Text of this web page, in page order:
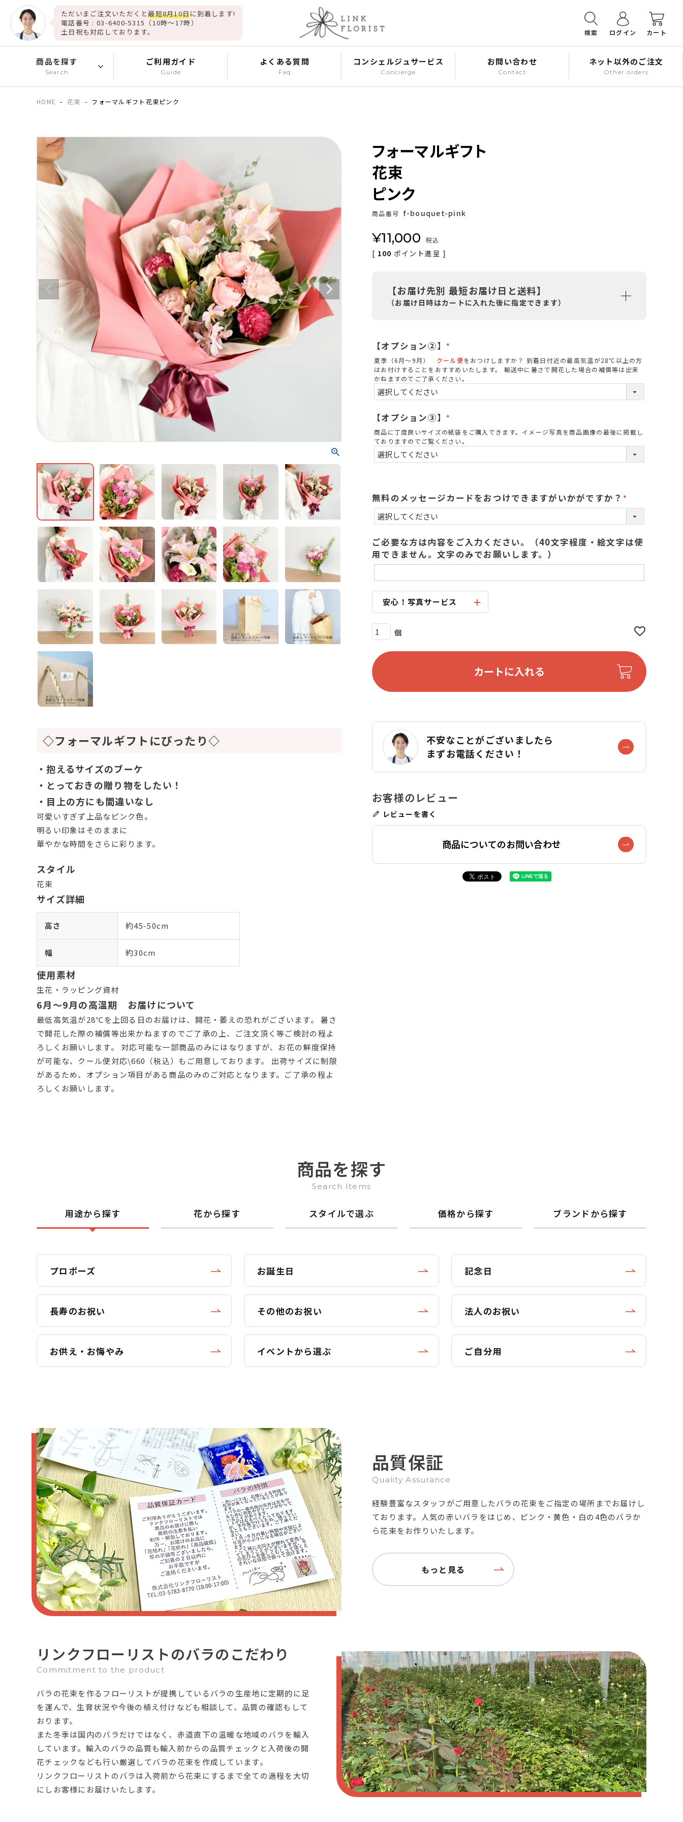
検索 ログイン カート
ただいまご注文いただくと最短8月10日に到着します!
電話番号 : 03-6400-5315（10時～17時）
土日祝も対応しております。
商品を探す
Search
ご利用ガイド
Guide
よくある質問
Faq
コンシェルジュサービス
Concierge
お問い合わせ
Contact
ネット以外のご注文
Other orders
HOME 花束 フォーマルギフト花束ピンク
◇フォーマルギフトにぴったり◇
・抱えるサイズのブーケ
・とっておきの贈り物をしたい！
・目上の方にも間違いなし
可愛いすぎず上品なピンク色。
明るい印象はそのままに
華やかな時間をさらに彩ります。
スタイル
花束
サイズ詳細
高さ 約45-50cm
幅 約30cm
使用素材
生花・ラッピング資材
6月～9月の高温期 お届けについて
最低高気温が28℃を上回る日のお届けは、開花・萎えの恐れがございます。 暑さ
で開花した際の補償等出来かねますのでご了承の上、ご注文頂く等ご検討の程よ
ろしくお願いします。 対応可能な一部商品のみにはなりますが、お花の鮮度保持
が可能な、クール便対応\660（税込）もご用意しております。 出荷サイズに制限
があるため、オプション項目がある商品のみのご対応となります。ご了承の程よ
ろしくお願いします。
フォーマルギフト
花束
ピンク
商品番号 f-bouquet-pink
¥11,000 税込
[ 100 ポイント進呈 ]
【お届け先別 最短お届け日と送料】
（お届け日時はカートに入れた後に指定できます）
【オプション②】
必
須
夏季（6月～9月） クール便をおつけしますか？ 到着日付近の最高気温が28℃以上の方
はお付けすることをおすすめいたします。 輸送中に暑さで開花した場合の補償等は出来
かねますのでご了承ください。
【オプション③】
(
必
)
商品に丁度良いサイズの紙袋をご購入できます。イメージ写真を商品画像の最後に掲載し
ておりますのでご覧ください。
無料のメッセージカードをおつけできますがいかがですか？
(
)
ご必要な方は内容をご入力ください。（40文字程度・絵文字は使
用できません。文字のみでお願いします。）
安心！写真サービス
カートに入れる
不安なことがございましたら
まずお電話ください！
レビューを書く
商品についてのお問い合わせ
商品を探す
Search Items
用途から探す 花から探す スタイルで選ぶ 価格から探す ブランドから探す
プロポーズ お誕生日 記念日
長寿のお祝い その他のお祝い 法人のお祝い
お供え・お悔やみ イベントから選ぶ ご自分用
品質保証
Quality Assurance
経験豊富なスタッフがご用意したバラの花束をご指定の場所までお届けし
ております。人気の赤いバラをはじめ、ピンク・黄色・白の4色のバラか
ら花束をお作りいたします。
もっと見る
リンクフローリストのバラのこだわり
Commitment to the product
バラの花束を作るフローリストが提携しているバラの生産地に定期的に足
を運んで、生育状況や今後の植え付けなども相談して、品質の確認もして
おります。
また冬季は国内のバラだけではなく、赤道直下の温暖な地域のバラを輸入
しています。輸入のバラの品質も輸入前からの品質チェックと入荷後の開
花チェックなども行い厳選してバラの花束を作成しています。
リンクフローリストのバラは入荷前から花束にするまで全ての過程を大切
にしお客様にお届けいたします。